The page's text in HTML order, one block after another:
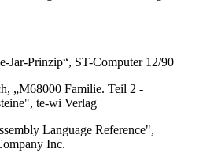
Jar-Prinzip“, ST-Computer 12/90
„M68000 Familie. Teil 2 -
te-wi Verlag
Language Reference",
Inc.